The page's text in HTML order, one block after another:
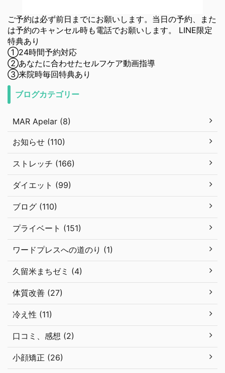
ご予約は必ず前日までにお願いします。当日の予約、また
は予約のキャンセル時も電話でお願いします。 LINE限定
特典あり
①24時間予約対応
②あなたに合わせたセルフケア動画指導
③来院時毎回特典あり
ブログカテゴリー
MAR Apelar (8)
お知らせ (110)
ストレッチ (166)
ダイエット (99)
ブログ (110)
プライベート (151)
ワードプレスへの道のり (1)
久留米まちゼミ (4)
体質改善 (27)
冷え性 (11)
口コミ、感想 (2)
小顔矯正 (26)